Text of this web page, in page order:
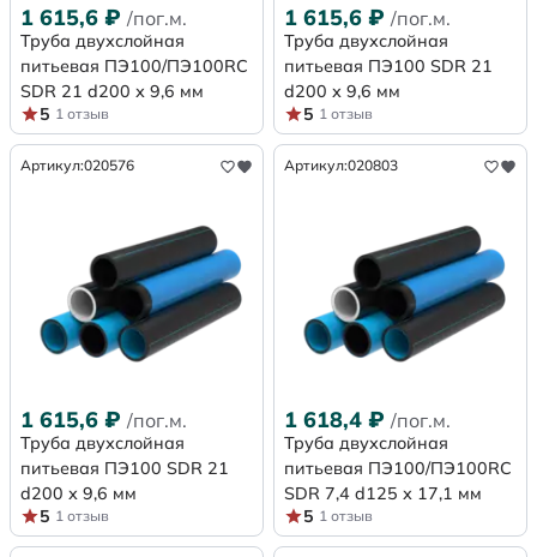
1 615,6 ₽ /пог.м.
Труба двухслойная
питьевая ПЭ100/ПЭ100RC
SDR 21 d200 х 9,6 мм
5 1 отзыв
1 615,6 ₽ /пог.м.
Труба двухслойная
питьевая ПЭ100 SDR 21
d200 х 9,6 мм
5 1 отзыв
Артикул:020576
1 615,6 ₽ /пог.м.
Труба двухслойная
питьевая ПЭ100 SDR 21
d200 х 9,6 мм
5 1 отзыв
Артикул:020803
1 618,4 ₽ /пог.м.
Труба двухслойная
питьевая ПЭ100/ПЭ100RC
SDR 7,4 d125 х 17,1 мм
5 1 отзыв